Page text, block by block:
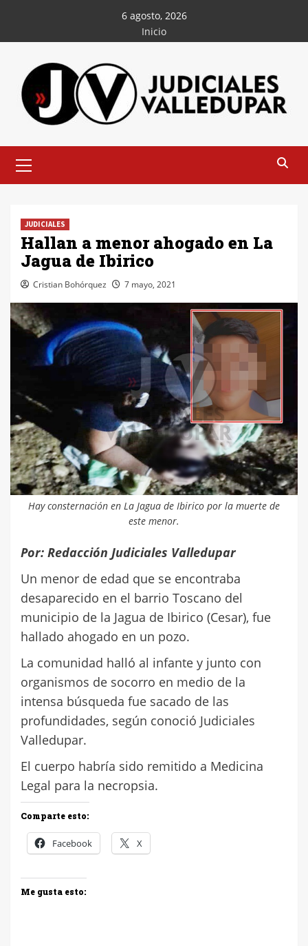
contenido
6 agosto, 2026
Inicio
principal
JUDICIALES
Hallan a menor ahogado en La
Jagua de Ibirico
Cristian Bohórquez 7 mayo, 2021
Hay consternación en La Jagua de Ibirico por la muerte de
este menor.
Por: Redacción Judiciales Valledupar
Un menor de edad que se encontraba
desaparecido en el barrio Toscano del
municipio de la Jagua de Ibirico (Cesar), fue
hallado ahogado en un pozo.
La comunidad halló al infante y junto con
organismos de socorro en medio de la
intensa búsqueda fue sacado de las
profundidades, según conoció Judiciales
Valledupar.
El cuerpo habría sido remitido a Medicina
Legal para la necropsia.
Comparte esto:
Facebook X
Me gusta esto: